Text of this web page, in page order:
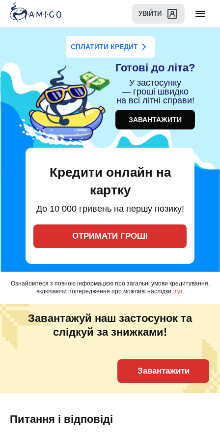
УВІЙТИ
СПЛАТИТИ КРЕДИТ
Готові до літа?
У застосунку
— гроші швидко
на всі літні справи!
ЗАВАНТАЖИТИ
Кредити онлайн на
картку
До 10 000 гривень на першу позику!
ОТРИМАТИ ГРОШІ
Ознайомтеся з повною інформацією про загальні умови кредитування,
включаючи попередження про можливі наслідки, тут.
Завантажуй наш застосунок та
слідкуй за знижками!
Завантажити
Питання і відповіді